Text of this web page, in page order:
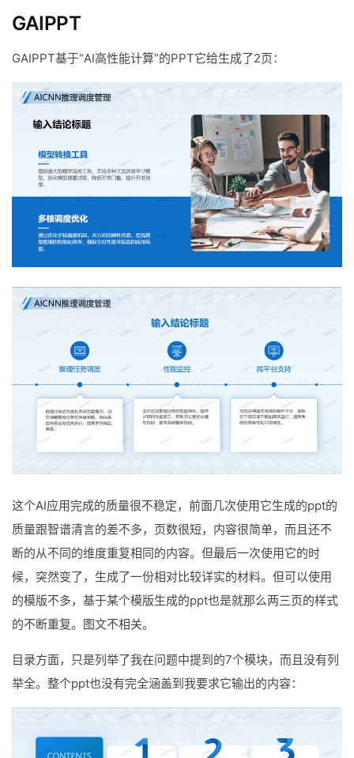
GAIPPT
GAIPPT基于“AI高性能计算”的PPT它给生成了2页：
这个AI应用完成的质量很不稳定，前面几次使用它生成的ppt的
质量跟智谱清言的差不多，页数很短，内容很简单，而且还不
断的从不同的维度重复相同的内容。但最后一次使用它的时
候，突然变了，生成了一份相对比较详实的材料。但可以使用
的模版不多，基于某个模版生成的ppt也是就那么两三页的样式
的不断重复。图文不相关。
目录方面，只是列举了我在问题中提到的7个模块，而且没有列
举全。整个ppt也没有完全涵盖到我要求它输出的内容：